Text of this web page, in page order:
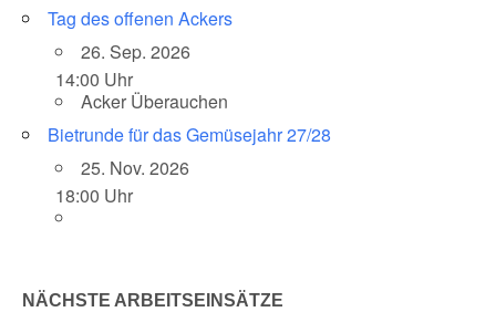
Tag des offenen Ackers
26. Sep. 2026
14:00 Uhr
Acker Überauchen
Bietrunde für das Gemüsejahr 27/28
25. Nov. 2026
18:00 Uhr
NÄCHSTE ARBEITSEINSÄTZE